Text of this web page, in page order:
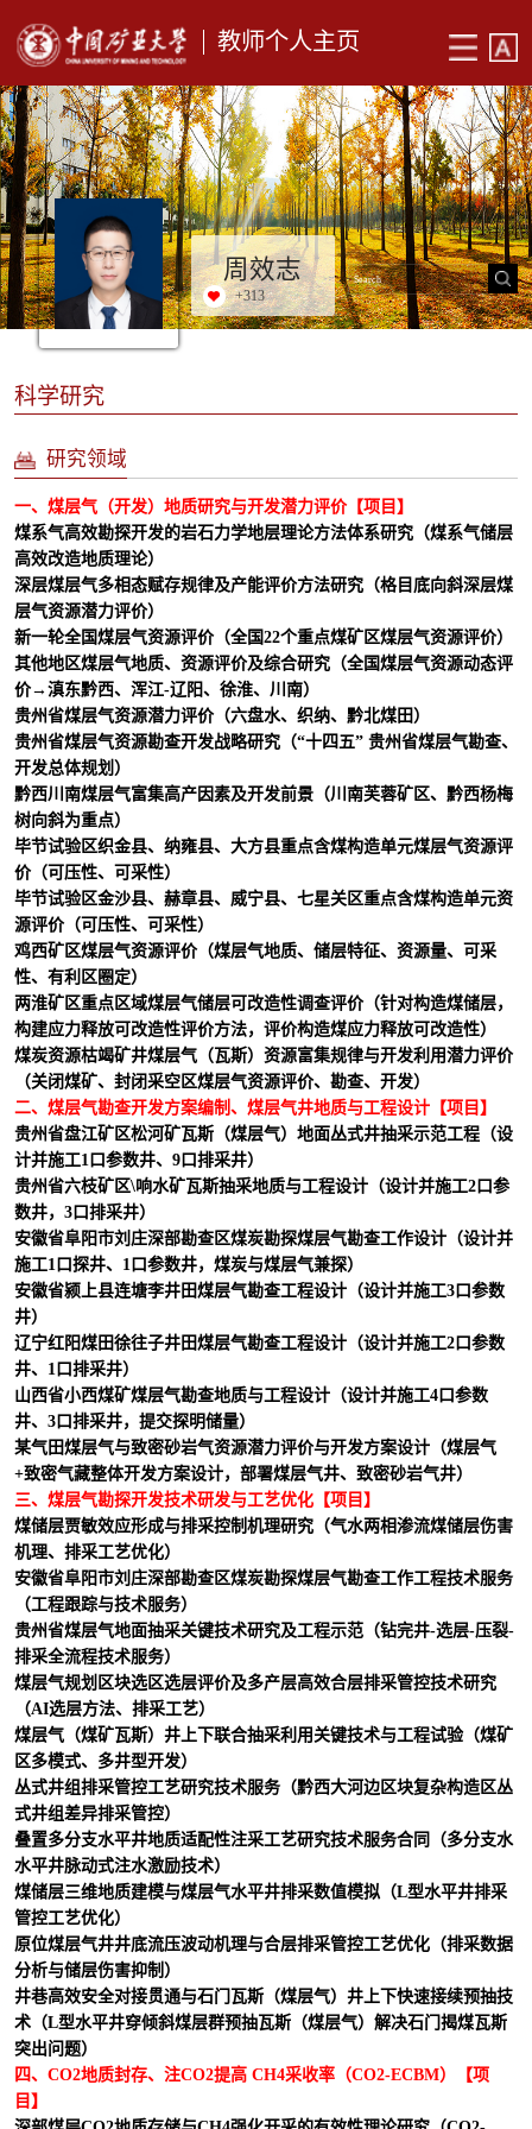
教师个人主页
周效志
+313
科学研究
研究领域
一、煤层气（开发）地质研究与开发潜力评价【项目】
煤系气高效勘探开发的岩石力学地层理论方法体系研究（煤系气储层
高效改造地质理论）
深层煤层气多相态赋存规律及产能评价方法研究（格目底向斜深层煤
层气资源潜力评价）
新一轮全国煤层气资源评价（全国22个重点煤矿区煤层气资源评价）
其他地区煤层气地质、资源评价及综合研究（全国煤层气资源动态评
价→ 滇东黔西、浑江-辽阳、徐淮、川南）
贵州省煤层气资源潜力评价（六盘水、织纳、黔北煤田）
贵州省煤层气资源勘查开发战略研究（“十四五” 贵州省煤层气勘查、
开发总体规划）
黔西川南煤层气富集高产因素及开发前景（川南芙蓉矿区、黔西杨梅
树向斜为重点）
毕节试验区织金县、纳雍县、大方县重点含煤构造单元煤层气资源评
价（可压性、可采性）
毕节试验区金沙县、赫章县、威宁县、七星关区重点含煤构造单元资
源评价（可压性、可采性）
鸡西矿区煤层气资源评价（煤层气地质、储层特征、资源量、可采
性、有利区圈定）
两淮矿区重点区域煤层气储层可改造性调查评价（针对构造煤储层，
构建应力释放可改造性评价方法，评价构造煤应力释放可改造性）
煤炭资源枯竭矿井煤层气（瓦斯）资源富集规律与开发利用潜力评价
（关闭煤矿、封闭采空区煤层气资源评价、勘查、开发）
二、煤层气勘查开发方案编制、煤层气井地质与工程设计【项目】
贵州省盘江矿区松河矿瓦斯（煤层气）地面丛式井抽采示范工程（设
计并施工1 口参数井、 9口排采井）
贵州省六枝矿区\响水矿瓦斯抽采地质与工程设计（设计并施工2口参
数井， 3口排采井）
安徽省阜阳市刘庄深部勘查区煤炭勘探煤层气勘查工作设计（设计并
施工1 口探井、 1 口参数井，煤炭与煤层气兼探）
安徽省颍上县连塘李井田煤层气勘查工程设计（设计并施工3口参数
井）
辽宁红阳煤田徐往子井田煤层气勘查工程设计（设计并施工2口参数
井、 1 口排采井）
山西省小西煤矿煤层气勘查地质与工程设计（设计并施工4口参数
井、 3口排采井，提交探明储量）
某气田煤层气与致密砂岩气资源潜力评价与开发方案设计（煤层气
+致密气藏整体开发方案设计，部署煤层气井、致密砂岩气井）
三、煤层气勘探开发技术研发与工艺优化【项目】
煤储层贾敏效应形成与排采控制机理研究（气水两相渗流煤储层伤害
机理、排采工艺优化）
安徽省阜阳市刘庄深部勘查区煤炭勘探煤层气勘查工作工程技术服务
（工程跟踪与技术服务）
贵州省煤层气地面抽采关键技术研究及工程示范（钻完井-选层-压裂-
排采全流程技术服务）
煤层气规划区块选区选层评价及多产层高效合层排采管控技术研究
（AI选层方法、排采工艺）
煤层气（煤矿瓦斯）井上下联合抽采利用关键技术与工程试验（煤矿
区多模式、多井型开发）
丛式井组排采管控工艺研究技术服务（黔西大河边区块复杂构造区丛
式井组差异排采管控）
叠置多分支水平井地质适配性注采工艺研究技术服务合同（多分支水
水平井脉动式注水激励技术）
煤储层三维地质建模与煤层气水平井排采数值模拟（L型水平井排采
管控工艺优化）
原位煤层气井井底流压波动机理与合层排采管控工艺优化（排采数据
分析与储层伤害抑制）
井巷高效安全对接贯通与石门瓦斯（煤层气）井上下快速接续预抽技
术（L型水平井穿倾斜煤层群预抽瓦斯（煤层气）解决石门揭煤瓦斯
突出问题）
四、CO2地质封存、注CO2提高 CH4采收率（CO2-ECBM）【项
目】